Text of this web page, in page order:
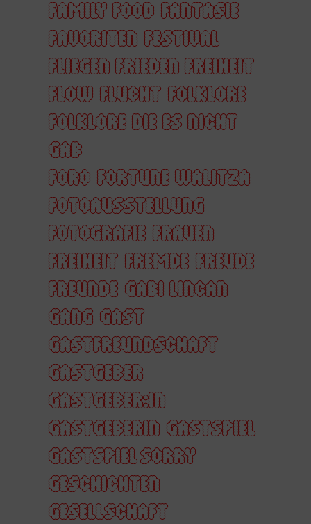
FAMILY FOOD FANTASIE
FAVORITEN FESTIVAL
FLIEGEN FRIEDEN FREIHEIT
FLOW FLUCHT FOLKLORE
FOLKLORE DIE ES NICHT
GAB
FORO FORTUNE WALITZA
FOTOAUSSTELLUNG
FOTOGRAFIE FRAUEN
FREIHEIT FREMDE FREUDE
FREUNDE GABI LINCAN
GANG GAST
GASTFREUNDSCHAFT
GASTGEBER
GASTGEBER:IN
GASTGEBERIN GASTSPIEL
GASTSPIEL SORRY
GESCHICHTEN
GESELLSCHAFT